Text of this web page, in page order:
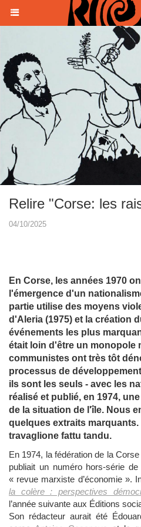
Relire "Corse: les
04/10/2025
En Corse, les années 1970
l'émergence d'un
partie utilise des moyens
d'Aleria (1975) et la création
événements les plus
était loin d'être un monopole
communistes ont très tôt
processus de
ils sont les seuls - avec les
réalisé et publié, en 1974,
de la situation de l'île. Nous
quelques extraits marquants.
travaglione fattu tandu.
En 1974, la fédération de la
publiait un numéro hors-série
« revue marxiste d’économie ».
la colère : perspectives
l’année suivante aux Éditions
Son rédacteur aurait été